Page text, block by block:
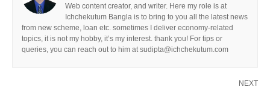
Web content creator, and writer. Here my role is at
Ichchekutum Bangla is to bring to you all the latest news
from new scheme, loan etc. sometimes I deliver economy-related
topics, it is not my hobby, it’s my interest. thank you! For tips or
queries, you can reach out to him at sudipta@ichchekutum.com
NEXT